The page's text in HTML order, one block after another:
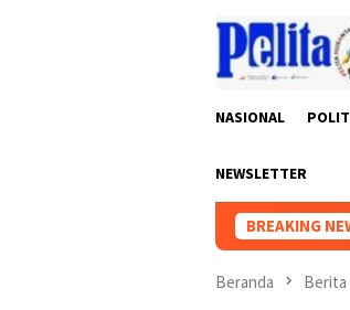
NASIONAL
NEWSLETTER
BREAKING
Diduga
Beranda Berita